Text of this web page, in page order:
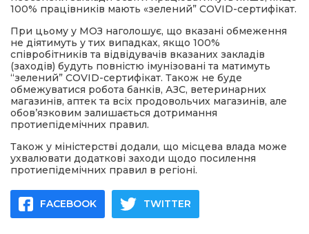
100% працівників мають «зелений” COVID-сертифікат.
При цьому у МОЗ наголошує, що вказані обмеження
не діятимуть у тих випадках, якщо 100%
співробітників та відвідувачів вказаних закладів
(заходів) будуть повністю імунізовані та матимуть
“зелений” COVID-сертифікат. Також не буде
обмежуватися робота банків, АЗС, ветеринарних
магазинів, аптек та всіх продовольчих магазинів, але
обов’язковим залишається дотримання
протиепідемічних правил.
Також у міністерстві додали, що місцева влада може
ухвалювати додаткові заходи щодо посилення
протиепідемічних правил в регіоні.
FACEBOOK TWITTER